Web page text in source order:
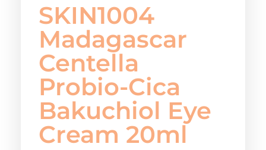
SKIN1004
Madagascar
Centella
Probio-Cica
Bakuchiol Eye
Cream 20ml